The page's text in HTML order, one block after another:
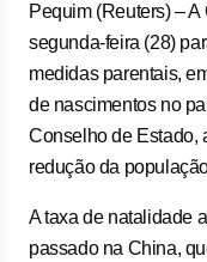
Pequim (Reuters) –
segunda-feira (28)
medidas parentais,
de nascimentos no
Conselho de Estado,
redução da
A taxa de natalidade
passado na China,